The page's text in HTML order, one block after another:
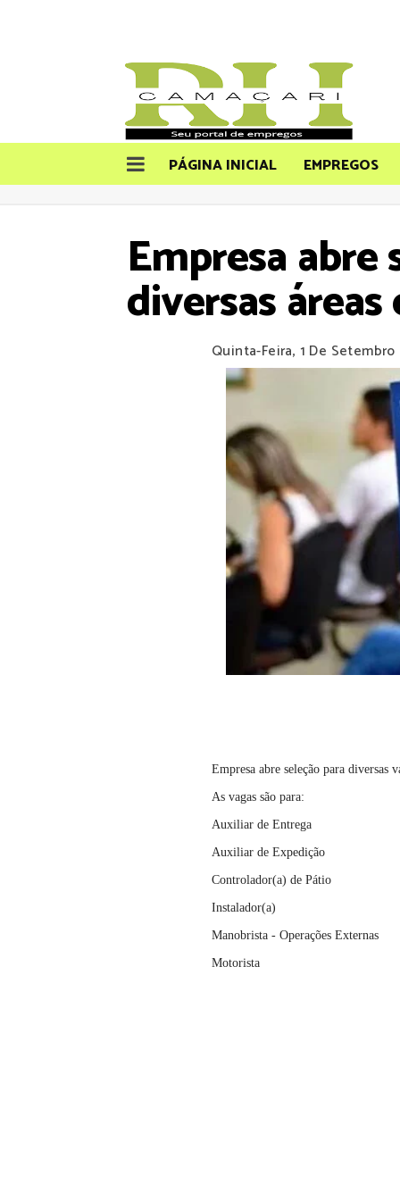
PÁGINA INICIAL EMPREGOS
Empresa abre
diversas
Quinta-Feira, 1 De
Empresa abre seleção para diversas
As vagas são para:
Auxiliar de Entrega
Auxiliar de Expedição
Controlador(a) de Pátio
Instalador(a)
Manobrista - Operações Externas
Motorista